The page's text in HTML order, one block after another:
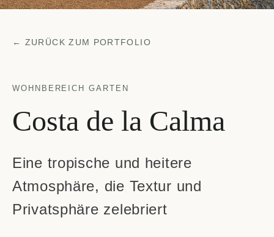
← ZURÜCK ZUM PORTFOLIO
WOHNBEREICH GARTEN
Costa de la Calma
Eine tropische und heitere
Atmosphäre, die Textur und
Privatsphäre zelebriert